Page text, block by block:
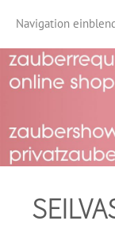
Navigation